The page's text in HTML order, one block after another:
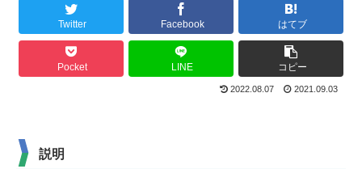
Twitter Facebook はてブ
Pocket LINE コピー
2022.08.07 2021.09.03
説明